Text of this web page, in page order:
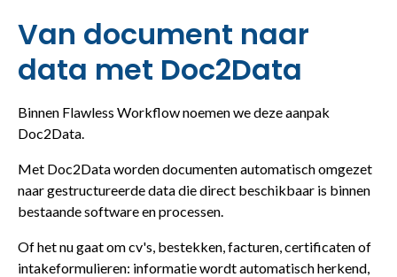
Van document naar
data met Doc2Data
Binnen Flawless Workflow noemen we deze aanpak
Doc2Data.
Met Doc2Data worden documenten automatisch omgezet
naar gestructureerde data die direct beschikbaar is binnen
bestaande software en processen.
Of het nu gaat om cv's, bestekken, facturen, certificaten of
intakeformulieren: informatie wordt automatisch herkend,